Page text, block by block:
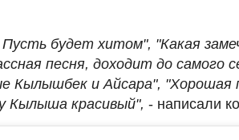
будет хитом", "Какая
песня, доходит до самого
Кылышбек и Айсара", "Хорошая
Кылыша красивый", - написали